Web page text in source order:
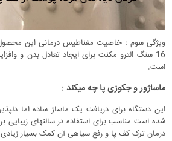
ویژگی سوم : خاصیت مغناطیس درمانی این
16 سنگ الترو مکنت برای ایجاد تعادل بدن و
است.
ماساژور و جکوزی پا چه میکند :
این دستگاه برای دریافت یک ماساژ ساده اما
شده است مناسب برای استفاده در سالنهای زیبایی
درمان ترک کف پا و رفع سیاهی آن کمک بسیار